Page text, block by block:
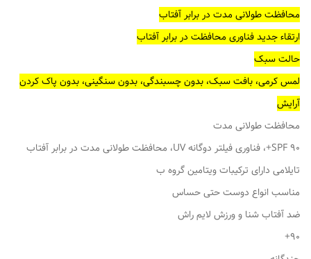
محافظت طولانی مدت در برابر آفتاب
ارتقاء جدید فناوری محافظت در برابر آفتاب
حالت سبک
لمس کرمی، بافت سبک، بدون چسبندگی، بدون سنگینی، بدون پاک کردن
آرایش
محافظت طولانی مدت
SPF 90+، فناوری فیلتر دوگانه UV، محافظت طولانی مدت در برابر آفتاب
تایلامی دارای ترکیبات ویتامین گروه ب
مناسب انواع دوست حتی حساس
ضد آفتاب شنا و ورزش لایم راش
90+